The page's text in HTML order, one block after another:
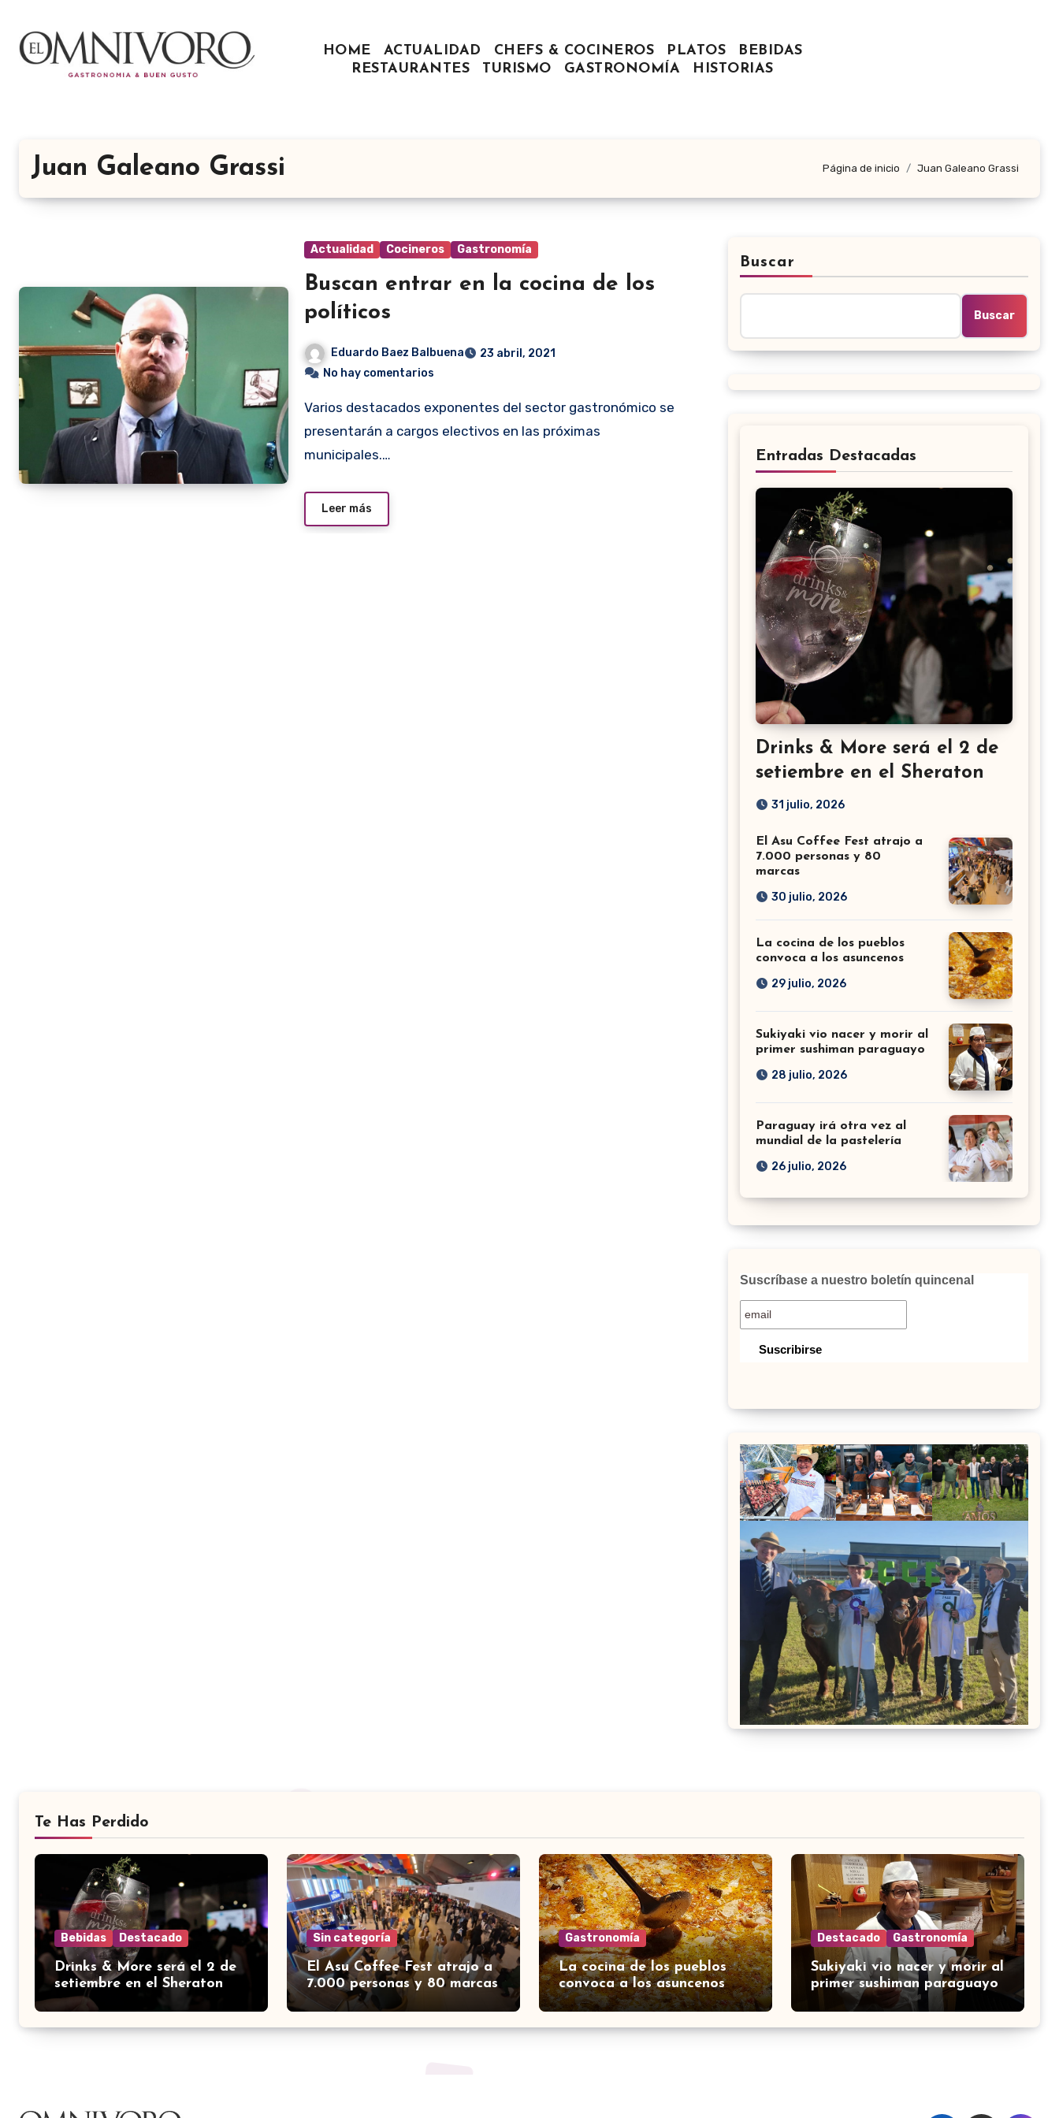
contenido
HOME ACTUALIDAD CHEFS & COCINEROS PLATOS
BEBIDAS
RESTAURANTES
TURISMO GASTRONOMÍA HISTORIAS
Juan Galeano Grassi Página de inicio Juan Galeano Grassi
Actualidad Cocineros Gastronomía
Buscan entrar en la cocina de los
políticos
Eduardo Baez Balbuena
23 abril, 2021
No hay comentarios
Varios destacados exponentes del sector gastronómico se
presentarán a cargos electivos en las próximas
municipales.…
Leer más
Buscar
Buscar
Entradas Destacadas
Drinks & More será el 2 de
setiembre en el Sheraton
31 julio, 2026
El Asu Coffee Fest atrajo a
7.000 personas y 80
marcas
30 julio, 2026
La cocina de los pueblos
convoca a los asuncenos
29 julio, 2026
Sukiyaki vio nacer y morir al
primer sushiman paraguayo
28 julio, 2026
Paraguay irá otra vez al
mundial de la pastelería
26 julio, 2026
Suscríbase a nuestro boletín quincenal
Te Has Perdido
Bebidas Destacado
Drinks & More será el 2 de
setiembre en el Sheraton
Sin categoría
El Asu Coffee Fest atrajo a
7.000 personas y 80 marcas
Gastronomía
La cocina de los pueblos
convoca a los asuncenos
Destacado Gastronomía
Sukiyaki vio nacer y morir al
primer sushiman paraguayo